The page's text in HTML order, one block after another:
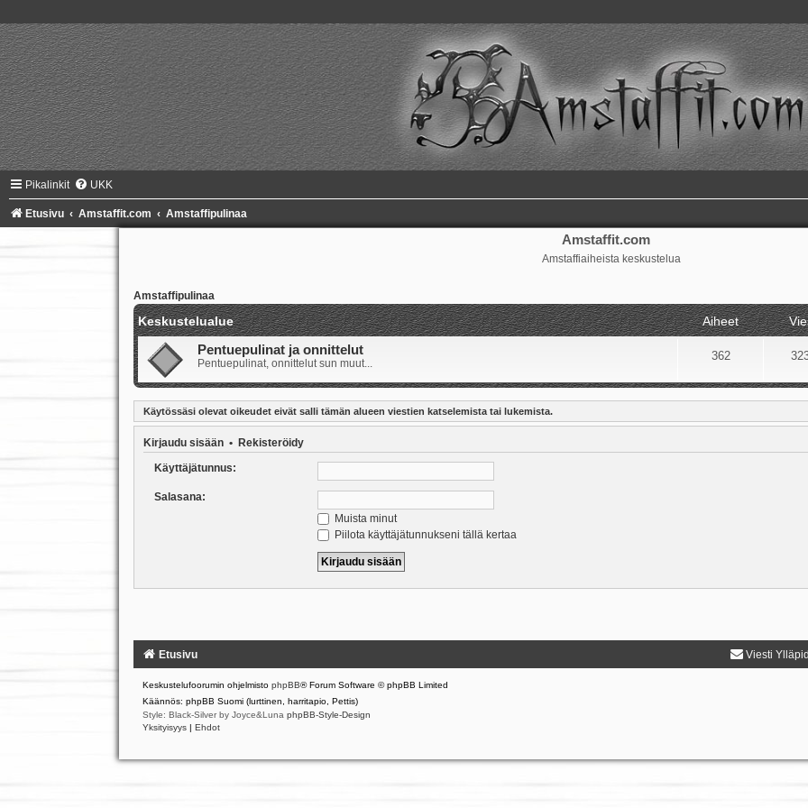
Pikalinkit UKK
Etusivu Amstaffit.com Amstaffipulinaa
Amstaffit.com
Amstaffiaiheista keskustelua
Amstaffipulinaa
Keskustelualue Aiheet
Pentuepulinat ja onnittelut
Pentuepulinat, onnittelut sun muut...
362
Käytössäsi olevat oikeudet eivät salli tämän alueen viestien katselemista tai lukemista.
Kirjaudu sisään• Rekisteröidy
Käyttäjätunnus:
Salasana:
Muista minut
Piilota käyttäjätunnukseni tällä kertaa
Etusivu Viesti
Keskustelufoorumin ohjelmisto phpBB® Forum Software © phpBB Limited
Käännös: phpBB Suomi (lurttinen, harritapio, Pettis)
Style: Black-Silver by Joyce&Luna phpBB-Style-Design
Yksityisyys | Ehdot